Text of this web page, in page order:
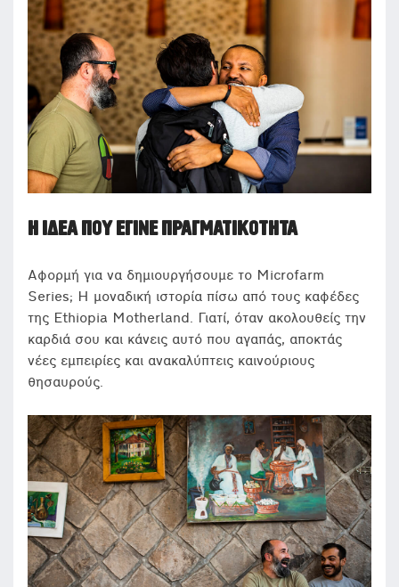
Η ΙΔΈΑ ΠΟΥ ΈΓΙΝΕ ΠΡΑΓΜΑΤΙΚΌΤΗΤΑ
Αφορμή για να δημιουργήσουμε το Microfarm
Series; Η μοναδική ιστορία πίσω από τους καφέδες
της Ethiopia Motherland. Γιατί, όταν ακολουθείς την
καρδιά σου και κάνεις αυτό που αγαπάς, αποκτάς
νέες εμπειρίες και ανακαλύπτεις καινούριους
θησαυρούς.